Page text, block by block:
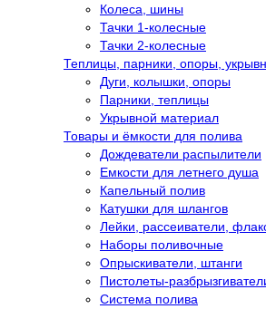
Колеса, шины
Тачки 1-колесные
Тачки 2-колесные
Теплицы, парники, опоры,
Дуги, колышки, опоры
Парники, теплицы
Укрывной материал
Товары и ёмкости для полива
Дождеватели распылители
Емкости для летнего душа
Капельный полив
Катушки для шлангов
Лейки, рассеиватели,
Наборы поливочные
Опрыскиватели, штанги
Пистолеты-
Система полива